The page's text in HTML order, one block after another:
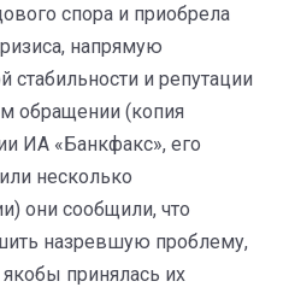
спора и приобрела
напрямую
и репутации
обращении (копия
ИА «Банкфакс», его
несколько
они сообщили, что
назревшую проблему,
принялась их